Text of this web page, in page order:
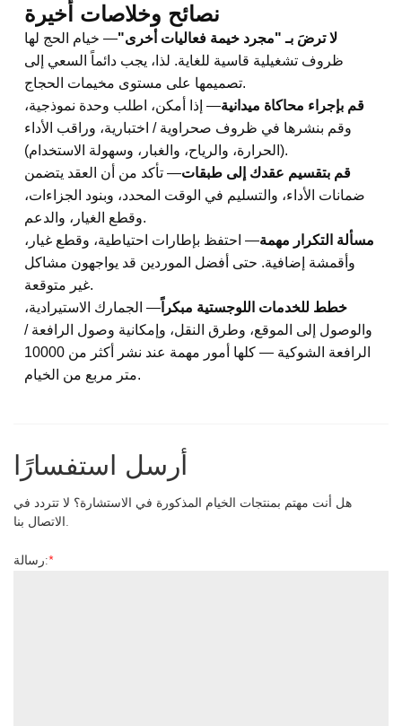
نصائح وخلاصات أخيرة
لا ترضَ بـ "مجرد خيمة فعاليات أخرى"— خيام الحج لها
ظروف تشغيلية قاسية للغاية. لذا، يجب دائماً السعي إلى
تصميمها على مستوى مخيمات الحجاج.
قم بإجراء محاكاة ميدانية— إذا أمكن، اطلب وحدة نموذجية،
وقم بنشرها في ظروف صحراوية / اختبارية، وراقب الأداء
(الحرارة، والرياح، والغبار، وسهولة الاستخدام).
قم بتقسيم عقدك إلى طبقات— تأكد من أن العقد يتضمن
ضمانات الأداء، والتسليم في الوقت المحدد، وبنود الجزاءات،
وقطع الغيار، والدعم.
مسألة التكرار مهمة— احتفظ بإطارات احتياطية، وقطع غيار،
وأقمشة إضافية. حتى أفضل الموردين قد يواجهون مشاكل
غير متوقعة.
خطط للخدمات اللوجستية مبكراً — الجمارك الاستيرادية،
والوصول إلى الموقع، وطرق النقل، وإمكانية وصول الرافعة /
الرافعة الشوكية — كلها أمور مهمة عند نشر أكثر من 10000
متر مربع من الخيام.
أرسل استفسارًا
هل أنت مهتم بمنتجات الخيام المذكورة في الاستشارة؟ لا تتردد في
رسالة:*